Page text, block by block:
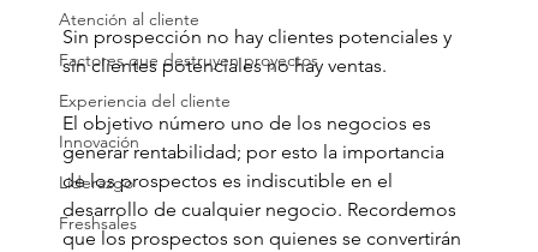
Atención al cliente
Factores que destruyen proyectos
Experiencia del cliente
Innovación
Liderazgo
Freshsales
Sin prospección no hay clientes potenciales y
sin clientes potenciales no hay ventas.
El objetivo número uno de los negocios es
generar rentabilidad; por esto la importancia
de los prospectos es indiscutible en el
desarrollo de cualquier negocio. Recordemos
que los prospectos son quienes se convertirán